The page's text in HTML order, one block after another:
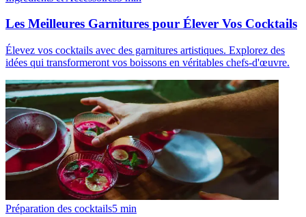
Les Meilleures Garnitures pour Élever Vos Cocktails
Élevez vos cocktails avec des garnitures artistiques. Explorez des
idées qui transformeront vos boissons en véritables chefs-d'œuvre.
Préparation des cocktails5 min